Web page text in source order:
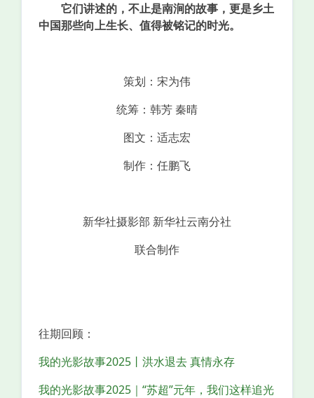
它们讲述的，不止是南涧的故事，更是乡土
中国那些向上生长、值得被铭记的时光。
策划：宋为伟
统筹：韩芳 秦晴
图文：适志宏
制作：任鹏飞
新华社摄影部 新华社云南分社
联合制作
往期回顾：
我的光影故事2025丨洪水退去 真情永存
我的光影故事2025｜“苏超”元年，我们这样追光